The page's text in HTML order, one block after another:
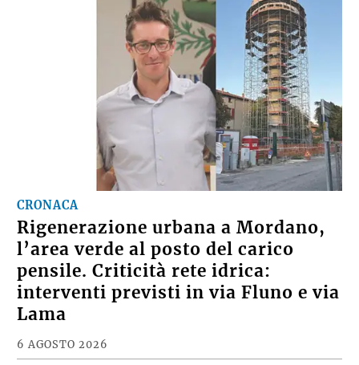
CRONACA
Rigenerazione urbana a Mordano,
l’area verde al posto del carico
pensile. Criticità rete idrica:
interventi previsti in via Fluno e via
Lama
6 AGOSTO 2026